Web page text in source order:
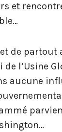
et
de partout
l’Usine
aucune